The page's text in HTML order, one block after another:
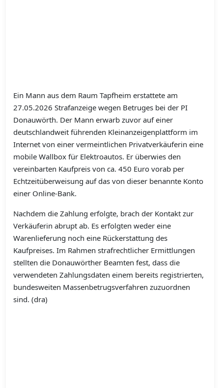
Ein Mann aus dem Raum Tapfheim erstattete am
27.05.2026 Strafanzeige wegen Betruges bei der PI
Donauwörth. Der Mann erwarb zuvor auf einer
deutschlandweit führenden Kleinanzeigenplattform im
Internet von einer vermeintlichen Privatverkäuferin eine
mobile Wallbox für Elektroautos. Er überwies den
vereinbarten Kaufpreis von ca. 450 Euro vorab per
Echtzeitüberweisung auf das von dieser benannte Konto
einer Online-Bank.
Nachdem die Zahlung erfolgte, brach der Kontakt zur
Verkäuferin abrupt ab. Es erfolgten weder eine
Warenlieferung noch eine Rückerstattung des
Kaufpreises. Im Rahmen strafrechtlicher Ermittlungen
stellten die Donauwörther Beamten fest, dass die
verwendeten Zahlungsdaten einem bereits registrierten,
bundesweiten Massenbetrugsverfahren zuzuordnen
sind. (dra)